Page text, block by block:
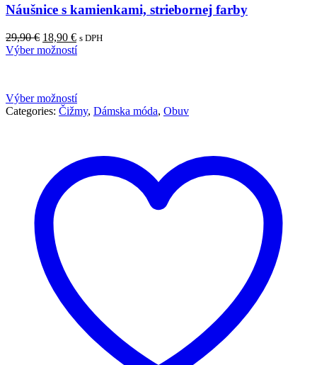
Náušnice s kamienkami, striebornej farby
29,90€ Pôvodná
cena
18,90 €Aktuálna
cena
s DPH
Výber možností
Výber možností
Categories: Čižmy, Dámska móda, Obuv